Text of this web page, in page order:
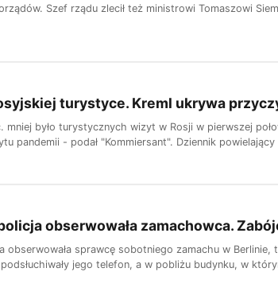
Szef rządu zlecił też ministrowi Tomaszowi
turystyce. Kreml ukrywa
mniej było turystycznych wizyt w Rosji w pierwszej
pandemii - podał "Kommiersant". Dziennik
obserwowała zamachowca.
obserwowała sprawcę sobotniego zamachu w
podsłuchiwały jego telefon, a w pobliżu budynku, w